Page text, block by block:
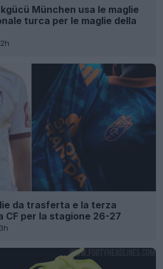
München usa le maglie
turca per le maglie della
da trasferta e la terza
CF per la stagione 26-27